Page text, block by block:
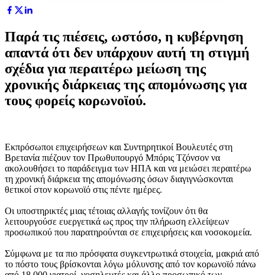
Παρά τις πιέσεις, ωστόσο, η κυβέρνηση
απαντά ότι δεν υπάρχουν αυτή τη στιγμή
σχέδια για περαιτέρω μείωση της
χρονικής διάρκειας της απομόνωσης για
τους φορείς κορωνοϊού.
Εκπρόσωποι επιχειρήσεων και Συντηρητικοί Βουλευτές στη
Βρετανία πιέζουν τον Πρωθυπουργό Μπόρις Τζόνσον να
ακολουθήσει το παράδειγμα των ΗΠΑ και να μειώσει περαιτέρω
τη χρονική διάρκεια της απομόνωσης όσων διαγιγνώσκονται
θετικοί στον κορωνοϊό στις πέντε ημέρες.
Οι υποστηρικτές μιας τέτοιας αλλαγής τονίζουν ότι θα
λειτουργούσε ευεργετικά ως προς την πλήρωση ελλείψεων
προσωπικού που παρατηρούνται σε επιχειρήσεις και νοσοκομεία.
Σύμφωνα με τα πιο πρόσφατα συγκεντρωτικά στοιχεία, μακριά από
το πόστο τους βρίσκονται λόγω μόλυνσης από τον κορωνοϊό πάνω